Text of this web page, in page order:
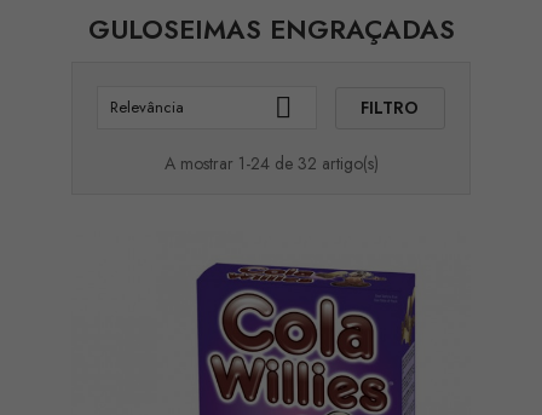
GULOSEIMAS ENGRAÇADAS
Relevância  FILTRO
A mostrar 1-24 de 32 artigo(s)